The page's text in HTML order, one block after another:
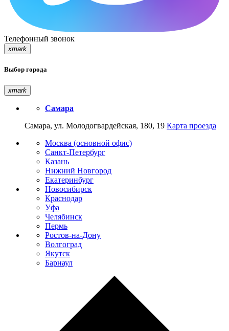
Телефонный звонок
xmark
Выбор города
xmark
Самара
Самара, ул. Молодогвардейская, 180, 19 Карта проезда
Москва (основной офис)
Санкт-Петербург
Казань
Нижний Новгород
Екатеринбург
Новосибирск
Краснодар
Уфа
Челябинск
Пермь
Ростов-на-Дону
Волгоград
Якутск
Барнаул